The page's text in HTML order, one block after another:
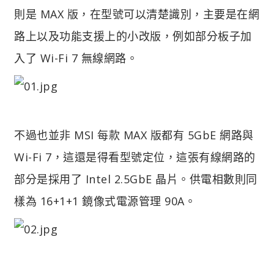
則是 MAX 版，在型號可以清楚識別，主要是在網
路上以及功能支援上的小改版，例如部分板子加
入了 Wi-Fi 7 無線網路。
不過也並非 MSI 每款 MAX 版都有 5GbE 網路與
Wi-Fi 7，這還是得看型號定位，這張有線網路的
部分是採用了 Intel 2.5GbE 晶片。供電相數則同
樣為 16+1+1 鏡像式電源管理 90A。